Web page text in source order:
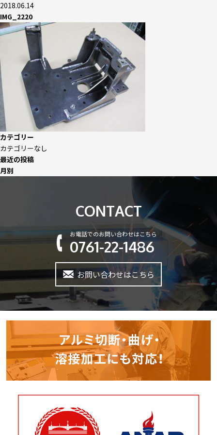
2018.06.14
IMG_2220
カテゴリー
カテゴリーなし
最近の投稿
月別
CONTACT
お電話でのお問い合わせはこちら
0761-22-1486
お問い合わせはこちら